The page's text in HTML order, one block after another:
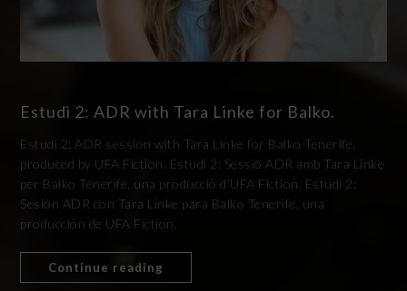
Estudi 2: ADR with Tara Linke for Balko.
Estudi 2: ADR session with Tara Linke for Balko Tenerife,
produced by UFA Fiction. Estudi 2: Sessió ADR amb Tara Linke
per Balko Tenerife, una producció d’UFA Fiction. Estudi 2:
Sesión ADR con Tara Linke para Balko Tenerife, una
producción de UFA Fiction.
Continue reading